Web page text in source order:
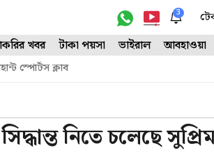
3
খবর টাকা পয়সা ভাইরাল আবহাওয়া
স্পোর্টস ক্লাব
নিতে চলেছে